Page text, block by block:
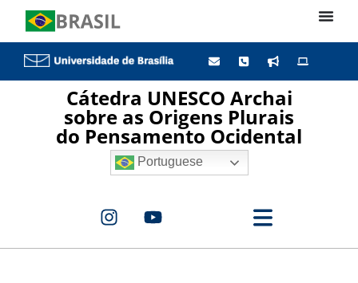
Cátedra UNESCO Archai
sobre as Origens Plurais
do Pensamento Ocidental
Portuguese